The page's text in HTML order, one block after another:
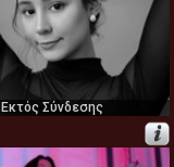
Εκτός Σύνδεσης